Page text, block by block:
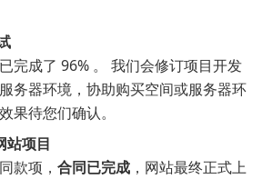
完成了 96% 。 我们会修订项目开发
务器环境，协助购买空间或服务器环
果待您们确认。
站项目
款项， 合同已完成 ，网站最终正式上